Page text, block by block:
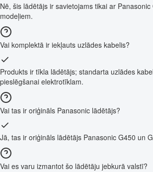
Nē, šis lādētājs ir savietojams tikai ar
modeļiem.
Vai komplektā ir iekļauts uzlādes kabelis?
Produkts ir tīkla lādētājs; standarta uzlādes
pieslēgšanai elektrotīklam.
Vai tas ir oriģināls Panasonic lādētājs?
Jā, tas ir oriģināls lādētājs Panasonic G450 un
Vai es varu izmantot šo lādētāju jebkurā valstī?